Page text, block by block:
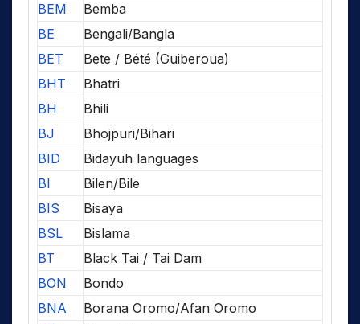
BEM
Bemba
BE
Bengali/Bangla
BET
Bete / Bété (Guiberoua)
BHT
Bhatri
BH
Bhili
BJ
Bhojpuri/Bihari
BID
Bidayuh languages
BI
Bilen/Bile
BIS
Bisaya
BSL
Bislama
BT
Black Tai / Tai Dam
BON
Bondo
BNA
Borana Oromo/Afan Oromo